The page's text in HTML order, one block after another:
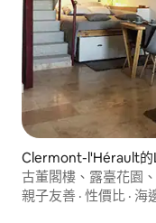
Clermont-l'Hérault的
古董閣樓、露臺花園
親子友善 · 性價比 · 海